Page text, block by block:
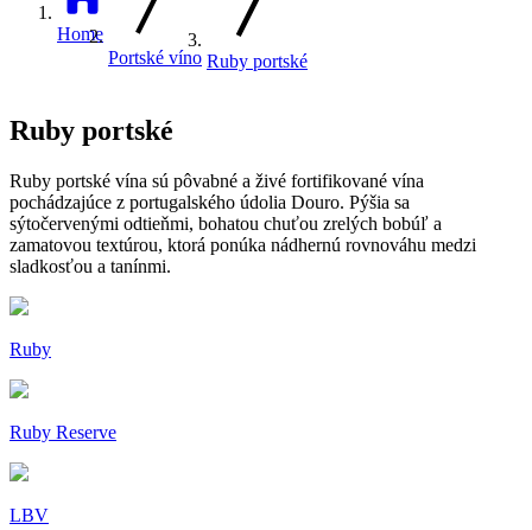
Home
Portské víno Ruby portské
Ruby portské
Ruby portské vína sú pôvabné a živé fortifikované vína
pochádzajúce z portugalského údolia Douro. Pýšia sa
sýtočervenými odtieňmi, bohatou chuťou zrelých bobúľ a
zamatovou textúrou, ktorá ponúka nádhernú rovnováhu medzi
sladkosťou a tanínmi.
Ruby
Ruby Reserve
LBV